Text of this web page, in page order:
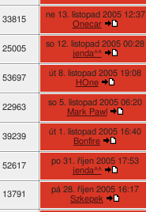
33815
ne 13. listopad 2005 12:37
Onecar
25005
so 12. listopad 2005 00:28
jenda^^
53697
út 8. listopad 2005 19:08
HOne
22963
so 5. listopad 2005 06:20
Mark Pawl
39239
út 1. listopad 2005 16:40
Bonfire
52617
po 31. říjen 2005 17:53
jenda^^
13791
pá 28. říjen 2005 16:17
Szkepek